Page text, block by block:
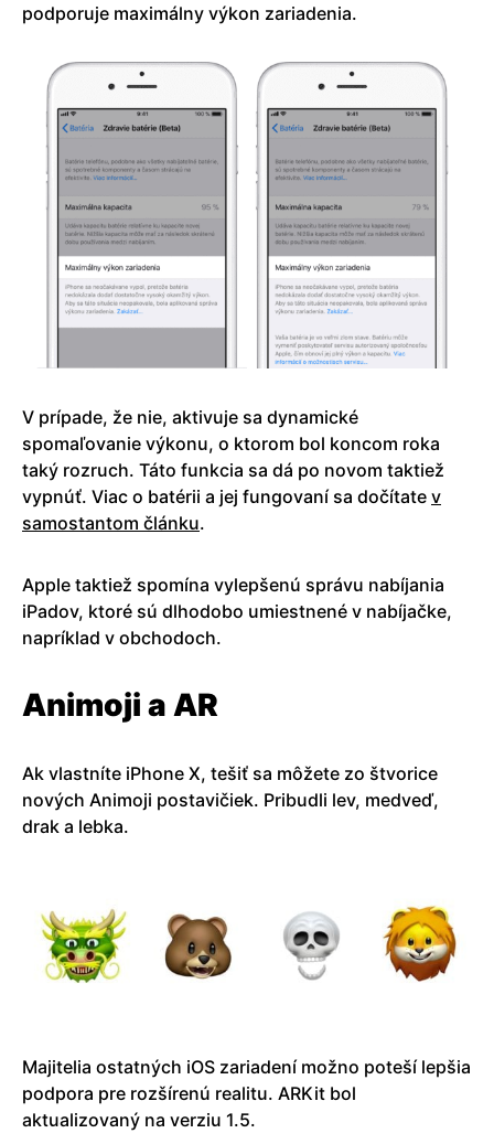
podporuje maximálny výkon zariadenia.
V prípade, že nie, aktivuje sa dynamické
spomaľovanie výkonu, o ktorom bol koncom roka
taký rozruch. Táto funkcia sa dá po novom taktiež
vypnúť. Viac o batérii a jej fungovaní sa dočítate v
samostantom článku.
Apple taktiež spomína vylepšenú správu nabíjania
iPadov, ktoré sú dlhodobo umiestnené v nabíjačke,
napríklad v obchodoch.
Animoji a AR
Ak vlastníte iPhone X, tešiť sa môžete zo štvorice
nových Animoji postavičiek. Pribudli lev, medveď,
drak a lebka.
Majitelia ostatných iOS zariadení možno poteší lepšia
podpora pre rozšírenú realitu. ARKit bol
aktualizovaný na verziu 1.5.